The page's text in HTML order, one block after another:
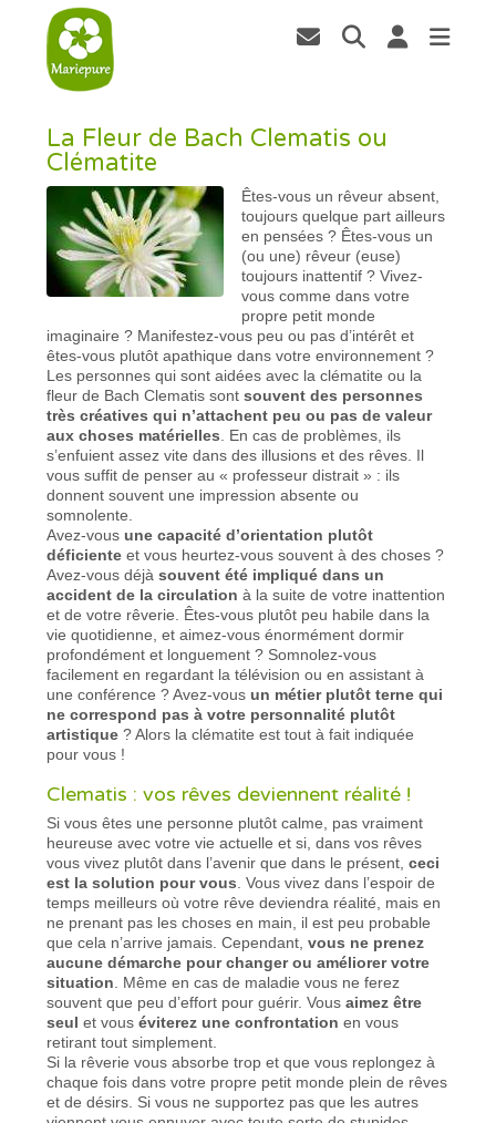
La Fleur de Bach Clematis ou
Clématite
Êtes-vous un rêveur absent,
toujours quelque part ailleurs
en pensées ? Êtes-vous un
(ou une) rêveur (euse)
toujours inattentif ? Vivez-
vous comme dans votre
propre petit monde
imaginaire ? Manifestez-vous peu ou pas d’intérêt et
êtes-vous plutôt apathique dans votre environnement ?
Les personnes qui sont aidées avec la clématite ou la
fleur de Bach Clematis sontsouvent des personnes
très créatives qui n’attachent peu ou pas de valeur
aux choses matérielles . En cas de problèmes, ils
s’enfuient assez vite dans des illusions et des rêves. Il
vous suffit de penser au « professeur distrait » : ils
donnent souvent une impression absente ou
somnolente.
Avez-vous une capacité d’orientation plutôt
déficiente et vous heurtez-vous souvent à des choses ?
Avez-vous déjàsouvent été impliqué dans un
accident de la circulation à la suite de votre inattention
et de votre rêverie. Êtes-vous plutôt peu habile dans la
vie quotidienne, et aimez-vous énormément dormir
profondément et longuement ? Somnolez-vous
facilement en regardant la télévision ou en assistant à
une conférence ? Avez-vous un métier plutôt terne qui
ne correspond pas à votre personnalité plutôt
artistique ? Alors la clématite est tout à fait indiquée
pour vous !
Clematis : vos rêves deviennent réalité !
Si vous êtes une personne plutôt calme, pas vraiment
heureuse avec votre vie actuelle et si, dans vos rêves
vous vivez plutôt dans l’avenir que dans le présent,ceci
est la solution pour vous . Vous vivez dans l’espoir de
temps meilleurs où votre rêve deviendra réalité, mais en
ne prenant pas les choses en main, il est peu probable
que cela n’arrive jamais. Cependant,vous ne prenez
aucune démarche pour changer ou améliorer votre
situation . Même en cas de maladie vous ne ferez
souvent que peu d’effort pour guérir. Vousaimez être
seul et vouséviterez une confrontation en vous
retirant tout simplement.
Si la rêverie vous absorbe trop et que vous replongez à
chaque fois dans votre propre petit monde plein de rêves
et de désirs. Si vous ne supportez pas que les autres